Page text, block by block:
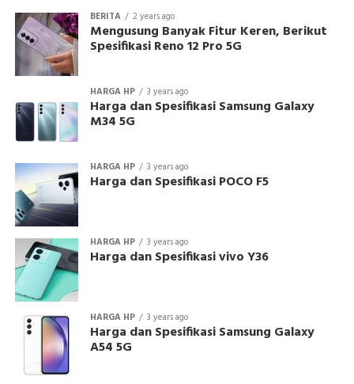
BERITA 2 years ago
Mengusung Banyak Fitur Keren, Berikut
Spesifikasi Reno 12 Pro 5G
HARGA HP 3 years ago
Harga dan Spesifikasi Samsung Galaxy
M34 5G
HARGA HP 3 years ago
Harga dan Spesifikasi POCO F5
HARGA HP 3 years ago
Harga dan Spesifikasi vivo Y36
HARGA HP 3 years ago
Harga dan Spesifikasi Samsung Galaxy
A54 5G